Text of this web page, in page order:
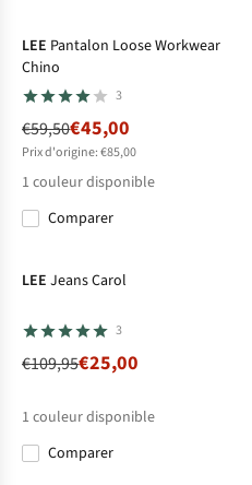
LEE Pantalon Loose Workwear
Chino
3
€59,50€45,00
Prix d'origine: €85,00
1 couleur disponible
Comparer
LEE Jeans Carol
3
€109,95€25,00
1 couleur disponible
Comparer